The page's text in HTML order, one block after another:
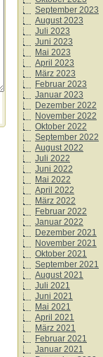
September 2023
August 2023
Juli 2023
Juni 2023
Mai 2023
April 2023
März 2023
Februar 2023
Januar 2023
Dezember 2022
November 2022
Oktober 2022
September 2022
August 2022
Juli 2022
Juni 2022
Mai 2022
April 2022
März 2022
Februar 2022
Januar 2022
Dezember 2021
November 2021
Oktober 2021
September 2021
August 2021
Juli 2021
Juni 2021
Mai 2021
April 2021
März 2021
Februar 2021
Januar 2021